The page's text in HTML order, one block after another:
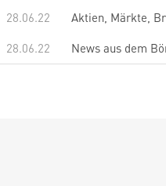
28.06.22
Aktien, Märkte,
28.06.22
News aus dem